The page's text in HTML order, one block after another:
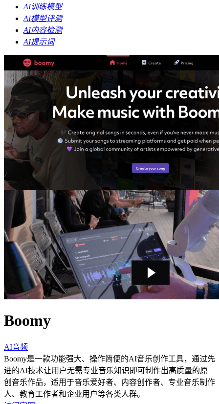
AI训练模型
AI模型评测
AI内容检测
AI提示词
Boomy
AI音频
Boomy是一款功能强大、操作简便的AI音乐创作工具，通过先
进的AI技术让用户无需专业音乐知识即可制作出高质量的原
创音乐作品，适用于音乐爱好者、内容创作者、专业音乐制作
人、教育工作者和企业用户等各类人群。